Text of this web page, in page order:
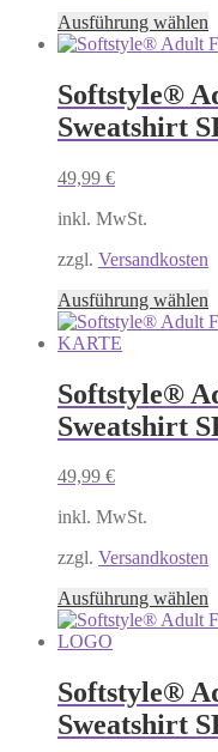
Ausführung wählen
Softstyle®
Sweatshirt
49,99 €
inkl. MwSt.
zzgl. Versandkosten
Ausführung wählen
Softstyle®
Sweatshirt
49,99 €
inkl. MwSt.
zzgl. Versandkosten
Ausführung wählen
Softstyle®
Sweatshirt